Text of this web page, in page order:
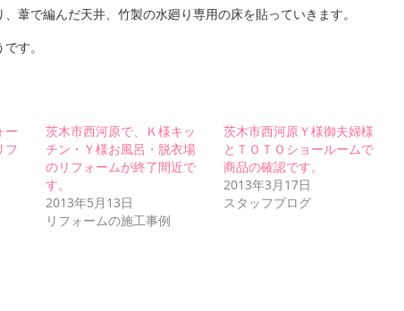
葦で編んだ天井、竹製の水廻り専用の床を貼っていきます。
す。
ー
フ
茨木市西河原で、Ｋ様キッ
チン・Ｙ様お風呂・脱衣場
のリフォームが終了間近で
す。
2013年5月13日
リフォームの施工事例
茨木市西河原Ｙ様御夫婦様
とＴＯＴＯショールームで
商品の確認です。
2013年3月17日
スタッフブログ